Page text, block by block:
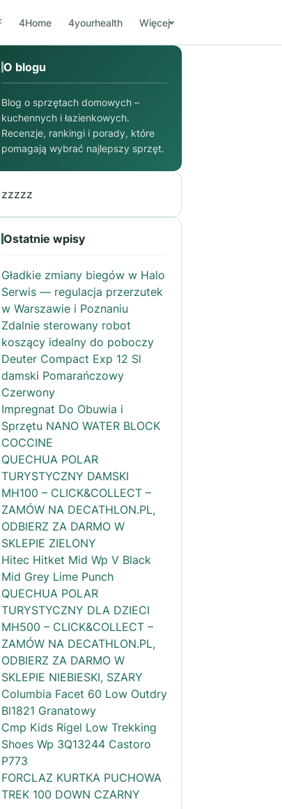
4Home 4yourhealth Więcej
O blogu
Blog o sprzętach domowych –
kuchennych i łazienkowych.
Recenzje, rankingi i porady, które
pomagają wybrać najlepszy sprzęt.
zzzzz
Ostatnie wpisy
Gładkie zmiany biegów w Halo
Serwis — regulacja przerzutek
w Warszawie i Poznaniu
Zdalnie sterowany robot
koszący idealny do poboczy
Deuter Compact Exp 12 Sl
damski Pomarańczowy
Czerwony
Impregnat Do Obuwia i
Sprzętu NANO WATER BLOCK
COCCINE
QUECHUA POLAR
TURYSTYCZNY DAMSKI
MH100 – CLICK&COLLECT –
ZAMÓW NA DECATHLON.PL,
ODBIERZ ZA DARMO W
SKLEPIE ZIELONY
Hitec Hitket Mid Wp V Black
Mid Grey Lime Punch
QUECHUA POLAR
TURYSTYCZNY DLA DZIECI
MH500 – CLICK&COLLECT –
ZAMÓW NA DECATHLON.PL,
ODBIERZ ZA DARMO W
SKLEPIE NIEBIESKI, SZARY
Columbia Facet 60 Low Outdry
Bl1821 Granatowy
Cmp Kids Rigel Low Trekking
Shoes Wp 3Q13244 Castoro
P773
FORCLAZ KURTKA PUCHOWA
TREK 100 DOWN CZARNY